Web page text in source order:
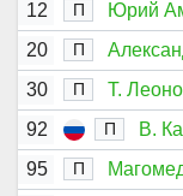
12
П
Юрий
20
П
30
П
Т.
92
П
В.
95
П